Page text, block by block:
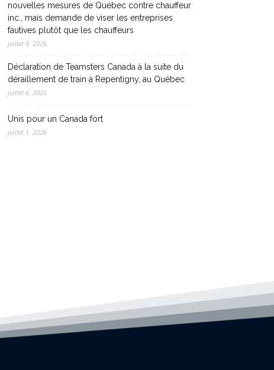
nouvelles mesures de Québec contre chauffeur
inc., mais demande de viser les entreprises
fautives plutôt que les chauffeurs
juillet 9, 2026
Déclaration de Teamsters Canada à la suite du
déraillement de train à Repentigny, au Québec
juillet 6, 2026
Unis pour un Canada fort
juillet 1, 2026